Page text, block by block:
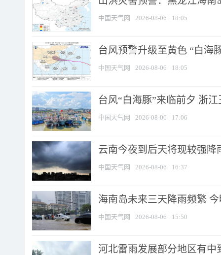
中国天气网 2026-08-06 18:05
台风预警升级至黄色 “白海
中国天气网 2026-08-06 18:05
台风“白海豚”来临前夕 浙
中国天气网 2026-08-06 17:06
云南今夜到后天将现较强降
中国天气网 2026-08-06 16:37
海南岛未来三天降雨频繁
中国天气网 2026-08-06 15:50
河北雷雨发展部分地区有中